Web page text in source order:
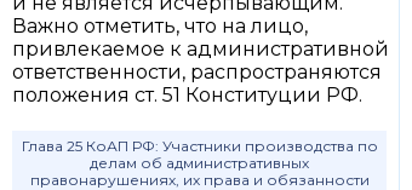
Важно отметить, что на лицо,
привлекаемое к административной
ответственности, распространяются
положения ст. 51 Конституции РФ.
Глава 25 КоАП РФ: Участники производства по
делам об административных
правонарушениях, их права и обязанности